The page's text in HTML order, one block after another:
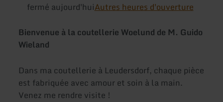
fermé aujourd'huiAutres heures d'ouverture
Bienvenue à la coutellerie Woelund de M. Guido
Wieland
Dans ma coutellerie à Leudersdorf, chaque pièce
est fabriquée avec amour et soin à la main.
Venez me rendre visite !